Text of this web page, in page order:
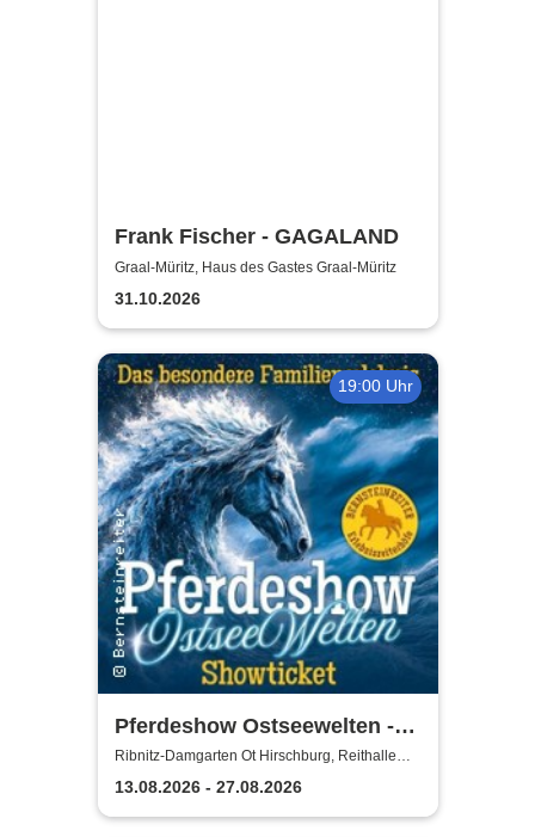
Frank Fischer - GAGALAND
Graal-Müritz, Haus des Gastes Graal-Müritz
31.10.2026
19:00 Uhr
Pferdeshow Ostseewelten -
Reithalle Hirschburg
Ribnitz-Damgarten Ot Hirschburg, Reithalle
Hirschburg
13.08.2026 - 27.08.2026